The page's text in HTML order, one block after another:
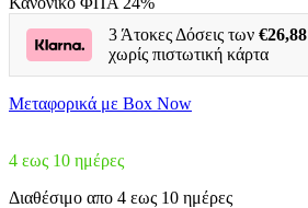
3 Άτοκες Δόσεις των €26,88
χωρίς πιστωτική κάρτα
Μεταφoρικά με Box Now
4 εως 10 ημέρες
Διαθέσιμο απο 4 εως 10 ημέρες